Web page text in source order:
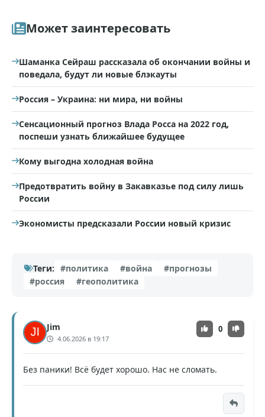
Может заинтересовать
Шаманка Сейраш рассказала об окончании войны и
поведала, будут ли новые блэкауты
Россия – Украина: ни мира, ни войны
Сенсационный прогноз Влада Росса на 2022 год,
поспеши узнать ближайшее будущее
Кому выгодна холодная война
Предотвратить войну в Закавказье под силу лишь
России
Экономисты предсказали России новый кризис
Теги: #политика #война
#прогнозы
#россия
#геополитика
Jim
4.06.2026 в 19:17
0
Без паники! Всё будет хорошо. Нас не сломать.